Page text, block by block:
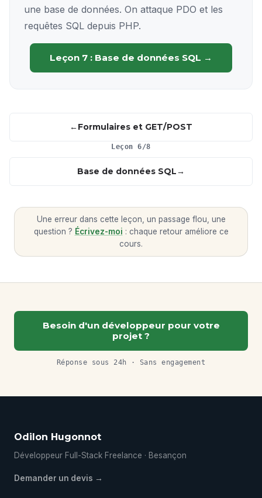
une base de données. On attaque PDO et les
requêtes SQL depuis PHP.
Leçon 7 : Base de données SQL →
Formulaires et GET/POST
Leçon 6/8
Base de données SQL
Une erreur dans cette leçon, un passage flou, une
question ? Écrivez-moi : chaque retour améliore ce
cours.
Besoin d'un développeur pour votre
projet ?
Réponse sous 24h · Sans engagement
Odilon Hugonnot
Développeur Full-Stack Freelance · Besançon
Demander un devis →